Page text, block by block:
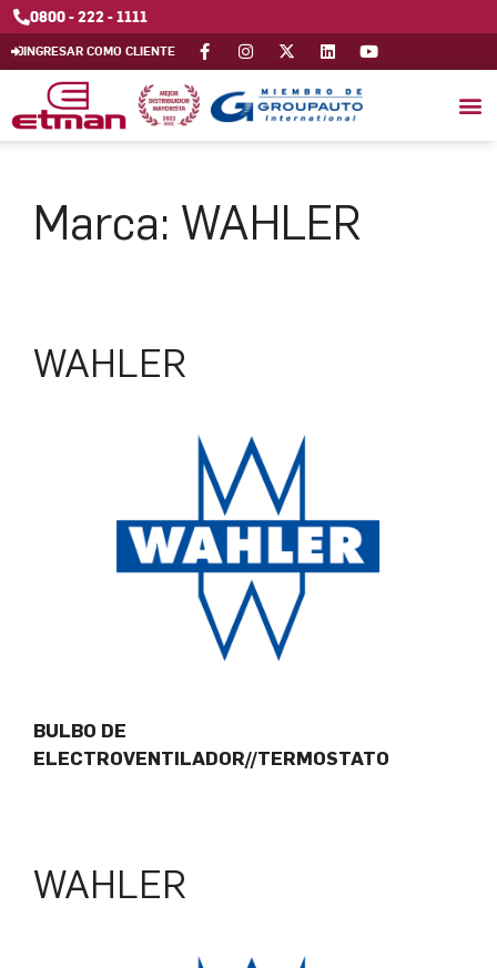
0800 - 222 - 1111
INGRESAR COMO CLIENTE
Marca: WAHLER
WAHLER
BULBO DE
ELECTROVENTILADOR//TERMOSTATO
WAHLER